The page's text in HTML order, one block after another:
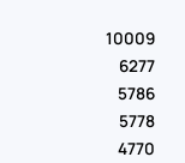
10009
6277
5786
5778
4770